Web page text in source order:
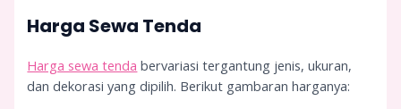
Harga Sewa Tenda
Harga sewa tenda bervariasi tergantung jenis, ukuran,
dan dekorasi yang dipilih. Berikut gambaran harganya: